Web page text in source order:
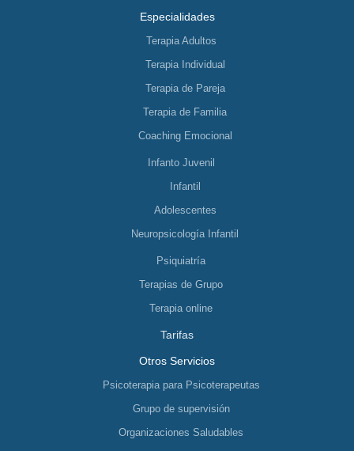
Especialidades
Terapia Adultos
Terapia Individual
Terapia de Pareja
Terapia de Familia
Coaching Emocional
Infanto Juvenil
Infantil
Adolescentes
Neuropsicología Infantil
Psiquiatría
Terapias de Grupo
Terapia online
Tarifas
Otros Servicios
Psicoterapia para Psicoterapeutas
Grupo de supervisión
Organizaciones Saludables